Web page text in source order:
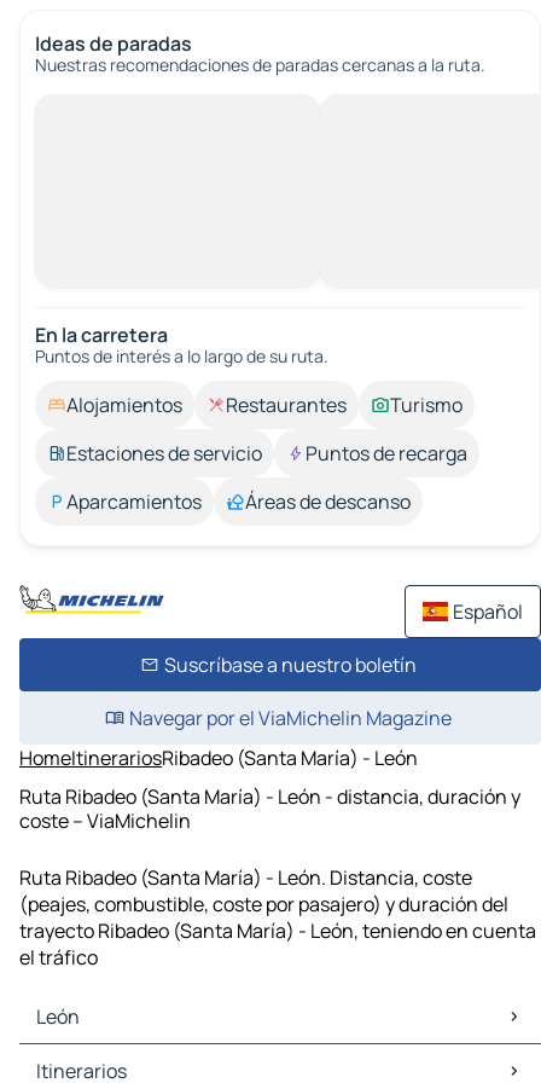
Ideas de paradas
Nuestras recomendaciones de paradas cercanas a la ruta.
En la carretera
Puntos de interés a lo largo de su ruta.
Alojamientos Restaurantes
Turismo
Estaciones de servicio
Puntos de recarga
Aparcamientos
Áreas de descanso
Español
Suscríbase a nuestro boletín
Navegar por el ViaMichelin Magazine
HomeItinerariosRibadeo (Santa María) - León
Ruta Ribadeo (Santa María) - León - distancia, duración y
coste – ViaMichelin
Ruta Ribadeo (Santa María) - León. Distancia, coste
(peajes, combustible, coste por pasajero) y duración del
trayecto Ribadeo (Santa María) - León, teniendo en cuenta
el tráfico
León
León Mapas Planos
Itinerarios